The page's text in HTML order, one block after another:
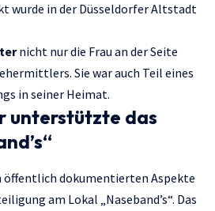
wurde in der Düsseldorfer Altstadt
nicht nur die Frau an der Seite
Sie war auch Teil eines
in seiner Heimat.
unterstützte das
öffentlich dokumentierten Aspekte
am Lokal „Naseband’s“. Das